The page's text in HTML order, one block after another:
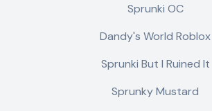
Sprunki OC
Dandy's World Roblox
Sprunki But I Ruined It
Sprunky Mustard